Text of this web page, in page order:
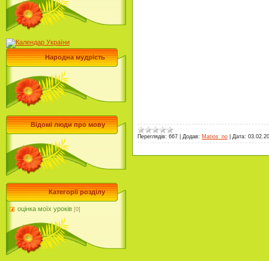
Народна мудрість
Відомі люди про мову
Категорії розділу
оцінка моїх уроків [0]
Переглядів: 667 Додав: Matios_no Дата: